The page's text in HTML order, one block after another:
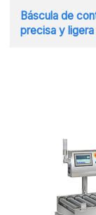
Báscula de
precisa y